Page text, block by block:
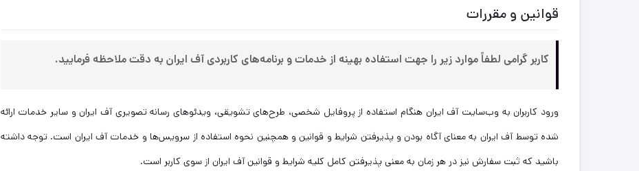
قوانین و مقررات
کاربر گرامی لطفاً موارد زیر را جهت استفاده بهینه از خدمات و برنامه‌های کاربردی آف ایران به دقت ملاحظه فرمایید.
ورود کاربران به وب‌سایت آف ایران هنگام استفاده از پروفایل شخصی، طرح‌های تشویقی، ویدئوهای رسانه تصویری آف ایران و سایر خدمات ارائه
شده توسط آف ایران به معنای آگاه بودن و پذیرفتن شرایط و قوانین و همچنین نحوه استفاده از سرویس‌ها و خدمات آف ایران است. توجه داشته
باشید که ثبت سفارش نیز در هر زمان به معنی پذیرفتن کامل کلیه شرایط و قوانین آف ایران از سوی کاربر است.